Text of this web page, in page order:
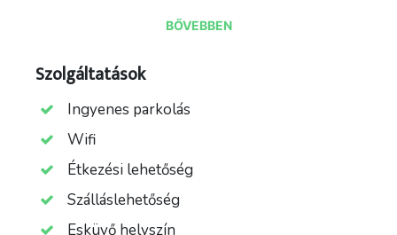
bekészítéssel kedveskedünk. Egyágyas
elhelyezni.
A Hotel Botrytis kétágyas szobái gyönyörű
környezetben a szálloda első emeletén
elhelyezkedve biztosítják vendégeink pihenését.
A szobák falfűtéssel- és hűtéssel, LCD
televízióval, szobai telefonnal, vezetéknélküli
internetkapcsolattal és minibárral felszereltek.
BŐVEBBEN
Szolgáltatások
Ingyenes parkolás
Wifi
Étkezési lehetőség
Szálláslehetőség
Esküvő helyszín